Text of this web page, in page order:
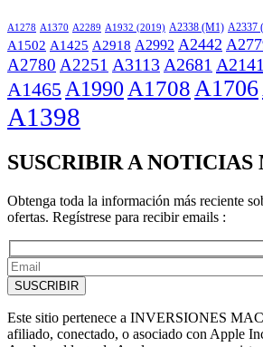
A1278 A1370 A2289 A1932 (2019) A2338 (M1) A2337
A1502 A1425 A2918 A2992 A2442
A2780 A2251 A3113 A2681 A2141
A1465 A1990 A1708 A1706
A1398
SUSCRIBIR A
Obtenga toda la información más reciente
ofertas. Regístrese para recibir emails :
Este sitio pertenece a INVERSIONES
afiliado, conectado, o asociado con Apple